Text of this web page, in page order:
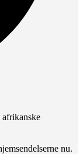
afrikanske
nu.